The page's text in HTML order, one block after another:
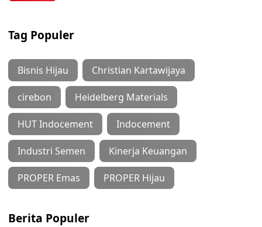
Tag Populer
Bisnis Hijau Christian Kartawijaya
cirebon Heidelberg Materials
HUT Indocement Indocement
Industri Semen Kinerja Keuangan
PROPER Emas PROPER Hijau
Berita Populer